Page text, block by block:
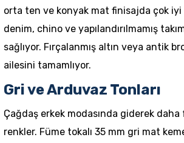
orta ten ve konyak mat finisajda çok
denim, chino ve yapılandırılmamış
sağlıyor. Fırçalanmış altın veya antik
ailesini tamamlıyor.
Gri ve Arduvaz Tonları
Çağdaş erkek modasında giderek
renkler. Füme tokalı 35 mm gri mat